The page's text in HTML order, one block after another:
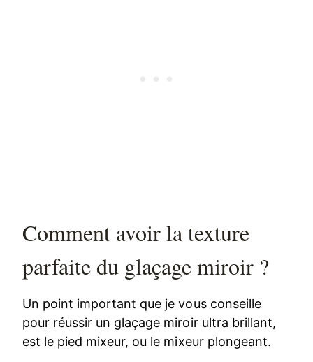
Comment avoir la texture
parfaite du glaçage miroir ?
Un point important que je vous conseille
pour réussir un glaçage miroir ultra brillant,
est le pied mixeur, ou le mixeur plongeant.